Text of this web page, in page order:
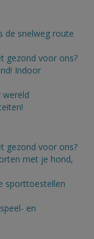
de snelweg route
gezond voor ons?
Indoor
wereld
gezond voor ons?
met je hond,
sporttoestellen
en